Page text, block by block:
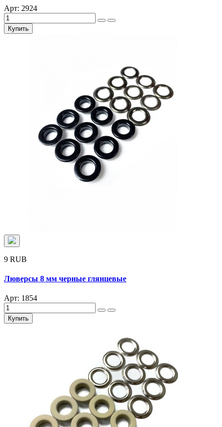
Арт: 2924
Купить
9 RUB
Люверсы 8 мм черные глянцевые
Арт: 1854
Купить